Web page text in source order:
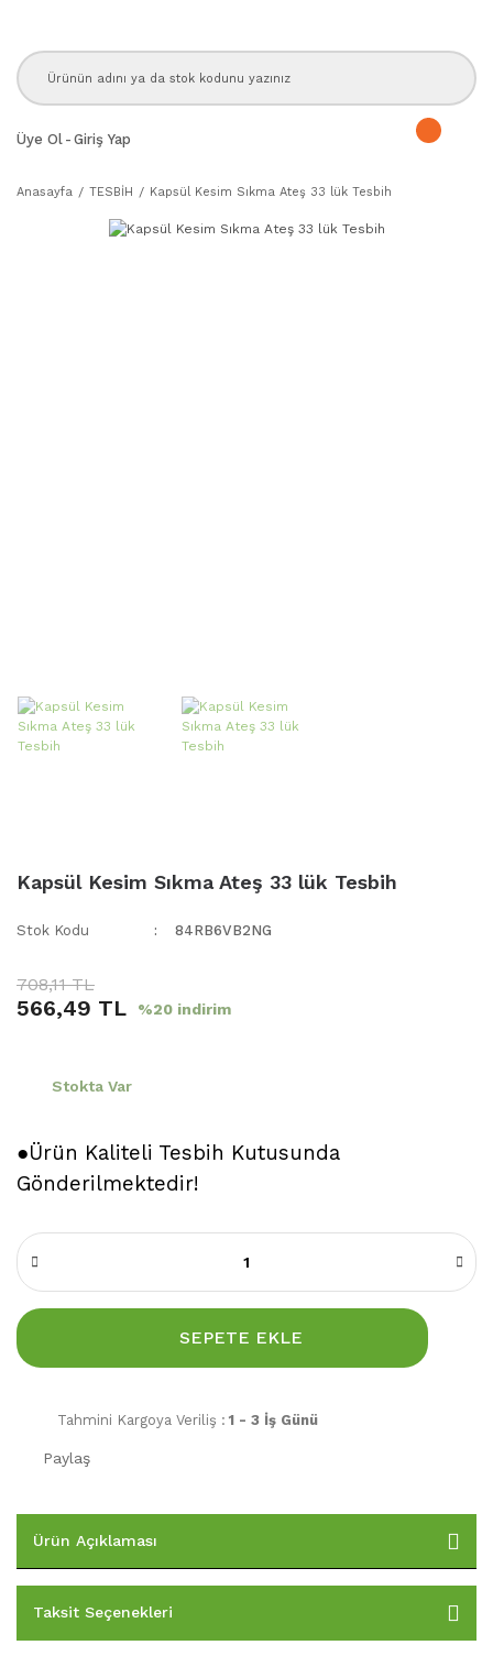
Üye Ol - Giriş Yap
Anasayfa TESBİH Kapsül Kesim Sıkma Ateş 33 lük Tesbih
Kapsül Kesim Sıkma Ateş 33 lük Tesbih
Stok Kodu 84RB6VB2NG
708,11 TL
566,49 TL %20 indirim
Stokta Var
●Ürün Kaliteli Tesbih Kutusunda
Gönderilmektedir!
SEPETE EKLE
Tahmini Kargoya Veriliş : 1 - 3 İş Günü
Paylaş
Ürün Açıklaması
Taksit Seçenekleri